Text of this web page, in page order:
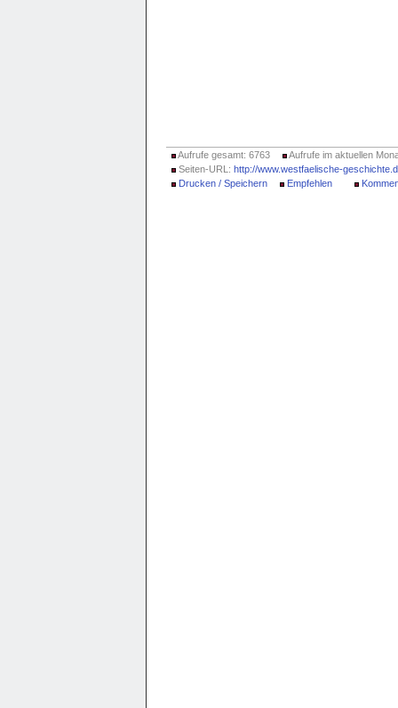
Aufrufe gesamt: 6763
Aufrufe im aktuellen
Seiten-URL: http://www.westfaelische-
Drucken / Speichern
Empfehlen